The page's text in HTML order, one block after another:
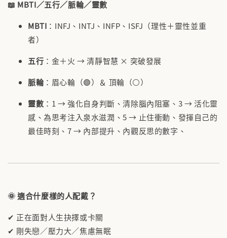
📖 MBTI／五行／脈輪／靈數
MBTI ：INFJ、INTJ、INFP、ISFJ（理性＋靈性並重
者）
五行 ：金＋火 → 清靜智慧 × 突破發展
脈輪 ：眉心輪（🟣）＆ 頂輪（⚪）
靈數 ：1 → 強化自身判斷、清除腦內阻塞、3 → 活化靈
感、為思考注入泉水滋潤、5 → 止住衝動、發揮自己的
最佳時刻、7 → 內部提升、內觀反思的數字、
🌞適合什麼樣的人配戴？
✔ 正在面對人生抉擇或卡關
✔ 剛失戀／壓力大／焦慮無眠